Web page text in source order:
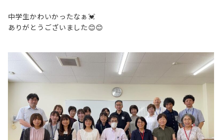
中学生かわいかったなぁ💓
ありがとうございました😊😊